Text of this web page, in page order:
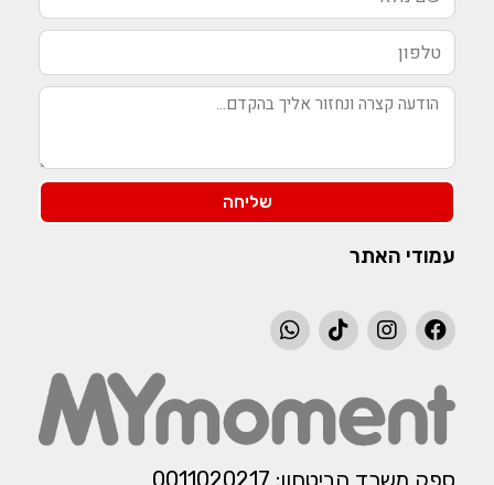
שליחה
עמודי האתר
ספק משרד הביטחון: 0011020217​​